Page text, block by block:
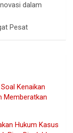
dalam
Pesat
Soal Kenaikan
Memberatkan
Hukum Kasus